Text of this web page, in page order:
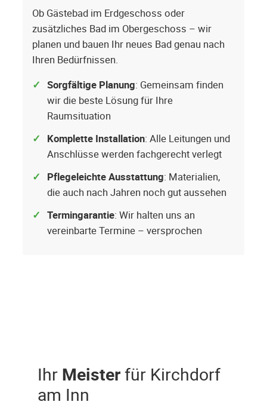
Ob Gästebad im Erdgeschoss oder
zusätzliches Bad im Obergeschoss – wir
planen und bauen Ihr neues Bad genau nach
Ihren Bedürfnissen.
Sorgfältige Planung: Gemeinsam finden
wir die beste Lösung für Ihre
Raumsituation
Komplette Installation: Alle Leitungen und
Anschlüsse werden fachgerecht verlegt
Pflegeleichte Ausstattung: Materialien,
die auch nach Jahren noch gut aussehen
Termingarantie: Wir halten uns an
vereinbarte Termine – versprochen
Ihr Meisterfür Kirchdorf
am Inn